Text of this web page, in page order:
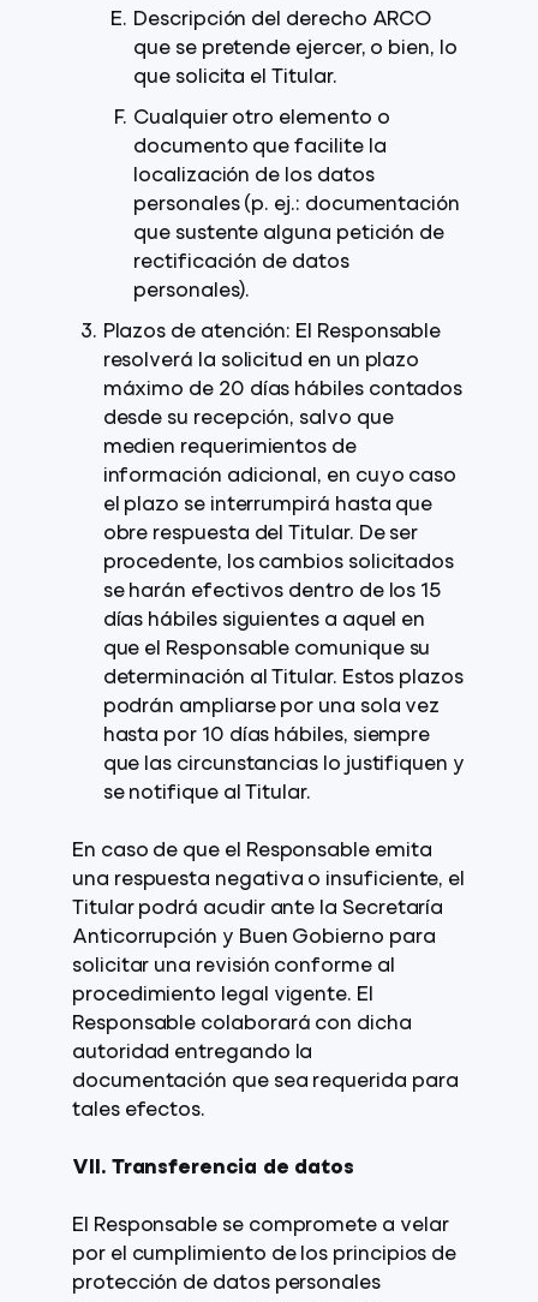
Descripción del derecho ARCO
que se pretende ejercer, o bien, lo
que solicita el Titular.
Cualquier otro elemento o
documento que facilite la
localización de los datos
personales (p. ej.: documentación
que sustente alguna petición de
rectificación de datos
personales).
Plazos de atención: El Responsable
resolverá la solicitud en un plazo
máximo de 20 días hábiles contados
desde su recepción, salvo que
medien requerimientos de
información adicional, en cuyo caso
el plazo se interrumpirá hasta que
obre respuesta del Titular. De ser
procedente, los cambios solicitados
se harán efectivos dentro de los 15
días hábiles siguientes a aquel en
que el Responsable comunique su
determinación al Titular. Estos plazos
podrán ampliarse por una sola vez
hasta por 10 días hábiles, siempre
que las circunstancias lo justifiquen y
se notifique al Titular.
En caso de que el Responsable emita
una respuesta negativa o insuficiente, el
Titular podrá acudir ante la Secretaría
Anticorrupción y Buen Gobierno para
solicitar una revisión conforme al
procedimiento legal vigente. El
Responsable colaborará con dicha
autoridad entregando la
documentación que sea requerida para
tales efectos.
VII. Transferencia de datos
El Responsable se compromete a velar
por el cumplimiento de los principios de
protección de datos personales